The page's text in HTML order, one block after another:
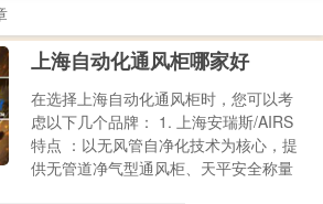
上海自动化通风柜哪家好
在选择上海自动化通风柜时，您可以考
虑以下几个品牌： 1. 上海安瑞斯/AIRS
特点 ：以无风管自净化技术为核心，提
供无管道净气型通风柜、天平安全称量